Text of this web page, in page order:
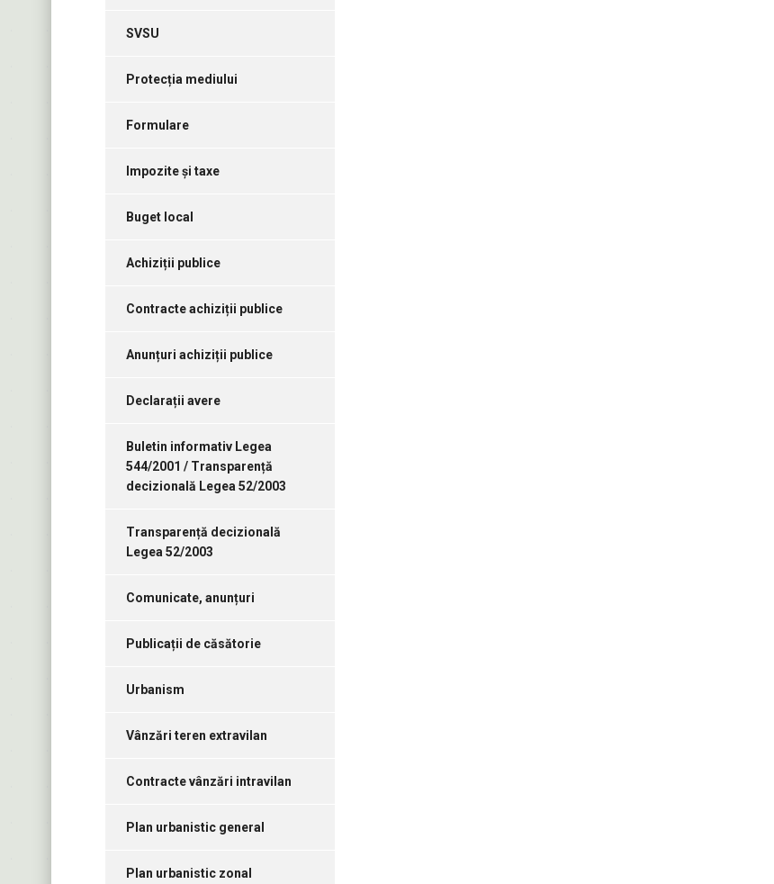
SVSU
Protecția mediului
Formulare
Impozite și taxe
Buget local
Achiziții publice
Contracte achiziții publice
Anunțuri achiziții publice
Declarații avere
Buletin informativ Legea
544/2001 / Transparență
decizională Legea 52/2003
Transparență decizională
Legea 52/2003
Comunicate, anunțuri
Publicații de căsătorie
Urbanism
Vânzări teren extravilan
Contracte vânzări intravilan
Plan urbanistic general
Plan urbanistic zonal